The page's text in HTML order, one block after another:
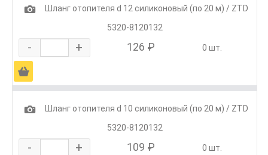
1
Шланг отопителя d 12 силиконовый (по 20 м) / ZTD
5320-8120132
- + 126 ₽ 0 шт.
Ä
1
Шланг отопителя d 10 силиконовый (по 20 м) / ZTD
5320-8120132
- + 109 ₽ 0 шт.